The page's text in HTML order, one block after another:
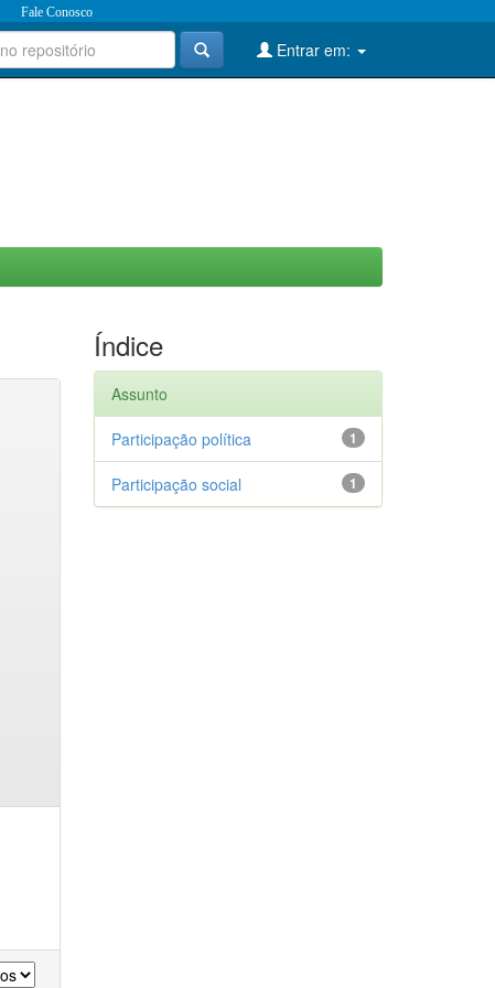
Fale Conosco
Entrar em:
Índice
Assunto
1
Participação política
1
Participação social